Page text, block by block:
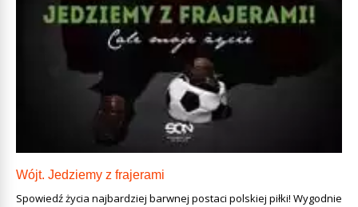
Wójt. Jedziemy z frajerami
Spowiedź życia najbardziej barwnej postaci polskiej piłki! Wygodnie